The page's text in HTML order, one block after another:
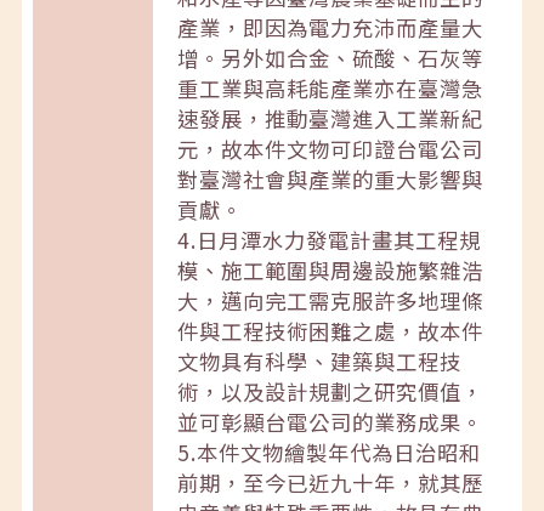
產業，即因為電力充沛而產量大
增。另外如合金、硫酸、石灰等
重工業與高耗能產業亦在臺灣急
速發展，推動臺灣進入工業新紀
元，故本件文物可印證台電公司
對臺灣社會與產業的重大影響與
貢獻。
4.日月潭水力發電計畫其工程規
模、施工範圍與周邊設施繁雜浩
大，邁向完工需克服許多地理條
件與工程技術困難之處，故本件
文物具有科學、建築與工程技
術，以及設計規劃之研究價值，
並可彰顯台電公司的業務成果。
5.本件文物繪製年代為日治昭和
前期，至今已近九十年，就其歷